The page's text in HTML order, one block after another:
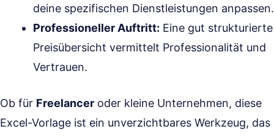
deine spezifischen Dienstleistungen anpassen.
Professioneller Auftritt: Eine gut strukturierte
Preisübersicht vermittelt Professionalität und
Vertrauen.
Ob für Freelancer oder kleine Unternehmen, diese
Excel-Vorlage ist ein unverzichtbares Werkzeug, das